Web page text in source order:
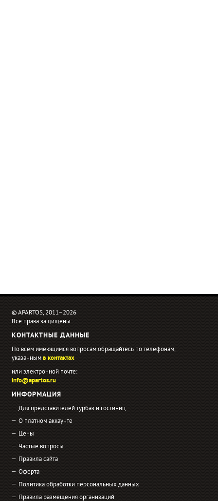
© APARTOS, 2011−2026
Все права защищены
КОНТАКТНЫЕ ДАННЫЕ
По всем имеющимся вопросам обращайтесь по телефонам,
указаннымв контактах
или электронной почте:
info@apartos.ru
ИНФОРМАЦИЯ
Для представителей турбаз и гостиниц
О платном аккаунте
Цены
Частые вопросы
Правила сайта
Оферта
Политика обработки персональных данных
Правила размещения организаций